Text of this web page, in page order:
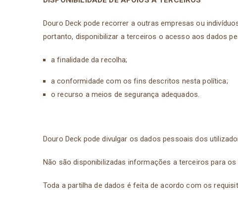
Douro Deck pode recorrer a outras empresas ou
portanto, disponibilizar a terceiros o acesso aos dados
a finalidade da recolha;
a conformidade com os fins descritos nesta política;
o recurso a meios de segurança adequados.
Douro Deck pode divulgar os dados pessoais dos
Não são disponibilizadas informações a terceiros para
Toda a partilha de dados é feita de acordo com os